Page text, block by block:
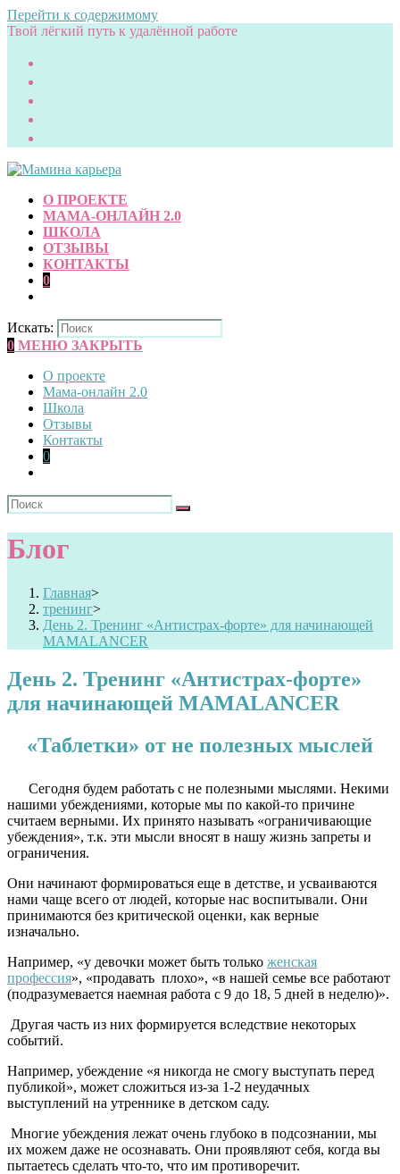
Перейти к содержимому
Твой лёгкий путь к удалённой работе
О ПРОЕКТЕ
МАМА-ОНЛАЙН 2.0
ШКОЛА
ОТЗЫВЫ
КОНТАКТЫ
0
Искать:
0 МЕНЮ ЗАКРЫТЬ
О проекте
Мама-онлайн 2.0
Школа
Отзывы
Контакты
0
Блог
Главная>
тренинг>
День 2. Тренинг «Антистрах-форте» для начинающей
MAMALANСER
День 2. Тренинг «Антистрах-форте»
для начинающей MAMALANСER
«Таблетки» от не полезных мыслей
Сегодня будем работать с не полезными мыслями. Некими
нашими убеждениями, которые мы по какой-то причине
считаем верными. Их принято называть «ограничивающие
убеждения», т.к. эти мысли вносят в нашу жизнь запреты и
ограничения.
Они начинают формироваться еще в детстве, и усваиваются
нами чаще всего от людей, которые нас воспитывали. Они
принимаются без критической оценки, как верные
изначально.
Например, «у девочки может быть только женская
профессия», «продавать плохо», «в нашей семье все работают
(подразумевается наемная работа с 9 до 18, 5 дней в неделю)».
Другая часть из них формируется вследствие некоторых
событий.
Например, убеждение «я никогда не смогу выступать перед
публикой», может сложиться из-за 1-2 неудачных
выступлений на утреннике в детском саду.
Многие убеждения лежат очень глубоко в подсознании, мы
их можем даже не осознавать. Они проявляют себя, когда вы
пытаетесь сделать что-то, что им противоречит.